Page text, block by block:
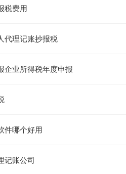
税费用
代理记账抄报税
企业所得税年度申报
件哪个好用
记账公司